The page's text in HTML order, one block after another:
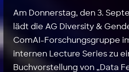
Am Donnerstag, den 3.
lädt die AG Diversity &
ComAI-Forschungsgruppe
internen Lecture Series zu
Buchvorstellung von „Data